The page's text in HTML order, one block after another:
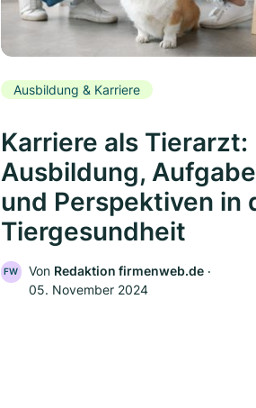
Ausbildung & Karriere
Karriere als Tierarzt:
Ausbildung,
und Perspektiven in
Tiergesundheit
FW Von Redaktion firmenweb.de‧
05. November 2024